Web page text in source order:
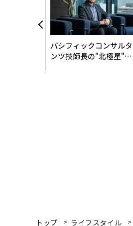
パシフィックコンサルタ
ンツ技師長の"北極星"。
トップ ライフスタイル